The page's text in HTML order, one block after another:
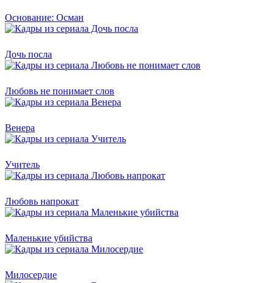
Основание: Осман
Дочь посла
Любовь не понимает слов
Венера
Учитель
Любовь напрокат
Маленькие убийства
Милосердие